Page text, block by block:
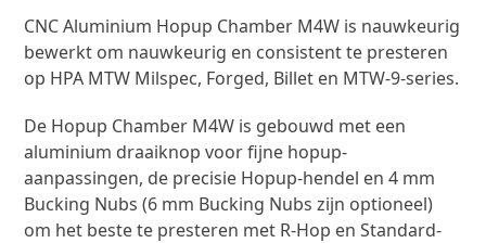
5
CNC Aluminium Hopup Chamber M4W is nauwkeurig
bewerkt om nauwkeurig en consistent te presteren
op HPA MTW Milspec, Forged, Billet en MTW-9-series.
De Hopup Chamber M4W is gebouwd met een
aluminium draaiknop voor fijne hopup-
aanpassingen, de precisie Hopup-hendel en 4 mm
Bucking Nubs (6 mm Bucking Nubs zijn optioneel)
om het beste te presteren met R-Hop en Standard-